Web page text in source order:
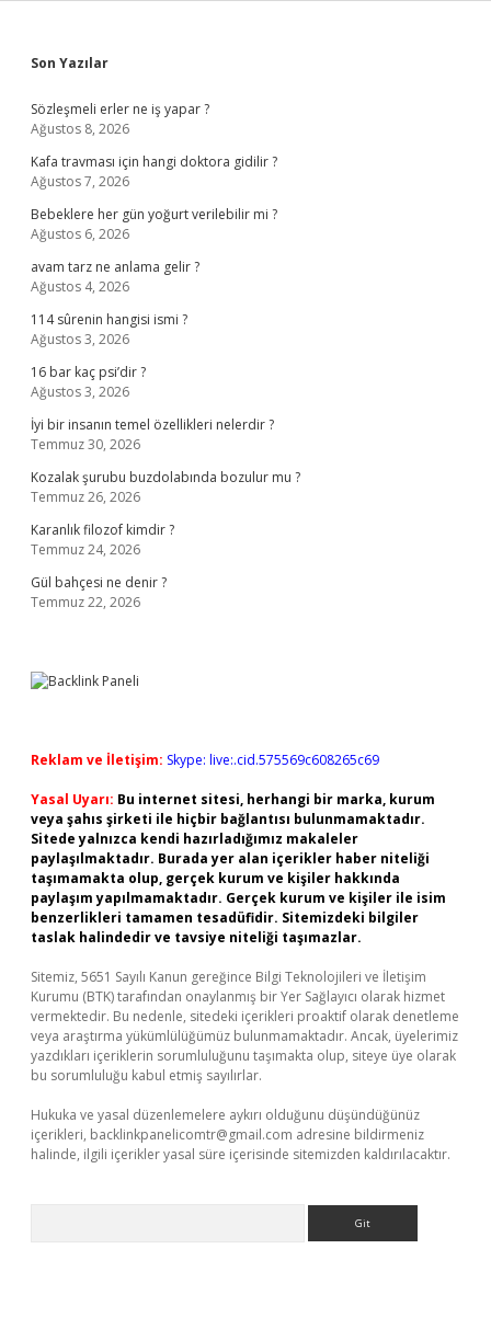
Sidebar
Son Yazılar
Sözleşmeli erler ne iş yapar ?
Ağustos 8, 2026
Kafa travması için hangi doktora gidilir ?
Ağustos 7, 2026
Bebeklere her gün yoğurt verilebilir mi ?
Ağustos 6, 2026
avam tarz ne anlama gelir ?
Ağustos 4, 2026
114 sûrenin hangisi ismi ?
Ağustos 3, 2026
16 bar kaç psi’dir ?
Ağustos 3, 2026
İyi bir insanın temel özellikleri nelerdir ?
Temmuz 30, 2026
Kozalak şurubu buzdolabında bozulur mu ?
Temmuz 26, 2026
Karanlık filozof kimdir ?
Temmuz 24, 2026
Gül bahçesi ne denir ?
Temmuz 22, 2026
Reklam ve İletişim: Skype: live:.cid.575569c608265c69
Yasal Uyarı: Bu internet sitesi, herhangi bir marka, kurum
veya şahıs şirketi ile hiçbir bağlantısı bulunmamaktadır.
Sitede yalnızca kendi hazırladığımız makaleler
paylaşılmaktadır. Burada yer alan içerikler haber niteliği
taşımamakta olup, gerçek kurum ve kişiler hakkında
paylaşım yapılmamaktadır. Gerçek kurum ve kişiler ile isim
benzerlikleri tamamen tesadüfidir. Sitemizdeki bilgiler
taslak halindedir ve tavsiye niteliği taşımazlar.
Sitemiz, 5651 Sayılı Kanun gereğince Bilgi Teknolojileri ve İletişim
Kurumu (BTK) tarafından onaylanmış bir Yer Sağlayıcı olarak hizmet
vermektedir. Bu nedenle, sitedeki içerikleri proaktif olarak denetleme
veya araştırma yükümlülüğümüz bulunmamaktadır. Ancak, üyelerimiz
yazdıkları içeriklerin sorumluluğunu taşımakta olup, siteye üye olarak
bu sorumluluğu kabul etmiş sayılırlar.
Hukuka ve yasal düzenlemelere aykırı olduğunu düşündüğünüz
içerikleri, backlinkpanelicomtr@gmail.com adresine bildirmeniz
halinde, ilgili içerikler yasal süre içerisinde sitemizden kaldırılacaktır.